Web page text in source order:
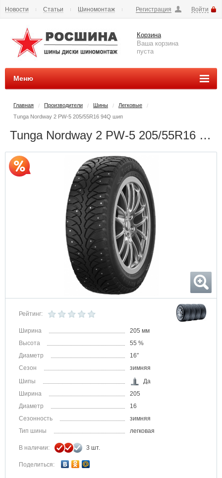
Регистрация Войти
Новости Статьи
Шиномонтаж
Вопросы и ответы
Контакты Наши реквизиты
Корзина
Ваша корзина
пуста
Меню
Главная / Производители / Шины / Легковые
/
Tunga Nordway 2 PW-5 205/55R16 94Q шип
Tunga Nordway 2 PW-5 205/55R16 94Q шип - РОСШИНА.РФ шины и диски во Владимире купить
Рейтинг:
Ширина
205 мм
Высота
55 %
Диаметр
16″
Сезон
зимняя
Шипы
Да
Ширина
205
Диаметр
16
Сезонность
зимняя
Тип шины
легковая
В наличии: 3 шт.
Поделиться: